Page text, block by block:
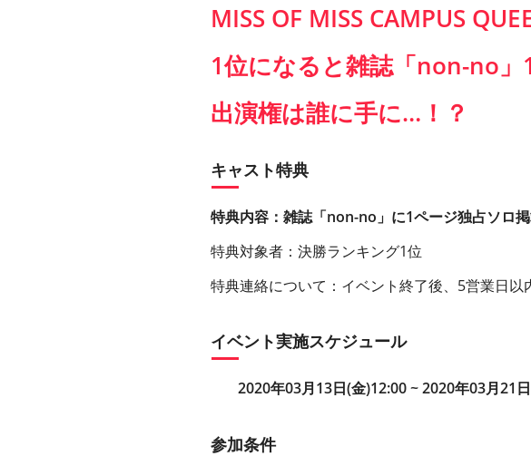
MISS OF MISS CAMPUS
1位になると雑誌「non-no
出演権は誰に手に…！？
キャスト特典
特典内容：雑誌「non-no」に1ページ独占ソロ掲
特典対象者：決勝ランキング1位
特典連絡について：イベント終了後、5営業日以
イベント実施スケジュール
2020年03月13日(金)12:00 ~ 2020年03月21
参加条件